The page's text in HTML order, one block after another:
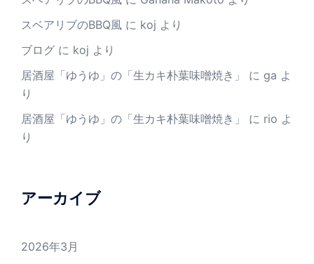
スベアリブのBBQ風 に koj より
ブログ に koj より
居酒屋「ゆうゆ」の「生カキ朴葉味噌焼き」
に ga よ
り
居酒屋「ゆうゆ」の「生カキ朴葉味噌焼き」
に rio よ
り
アーカイブ
2026年3月